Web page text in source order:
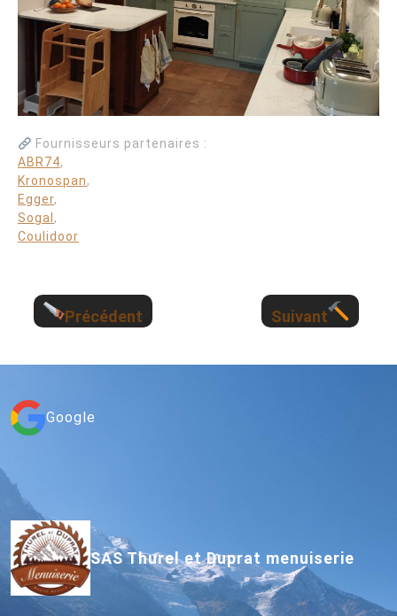
Fournisseurs partenaires :
ABR74,
Kronospan,
Egger,
Sogal ,
Coulidoor
Précédent Suivant
Google
SAS Thurel et Duprat menuiserie